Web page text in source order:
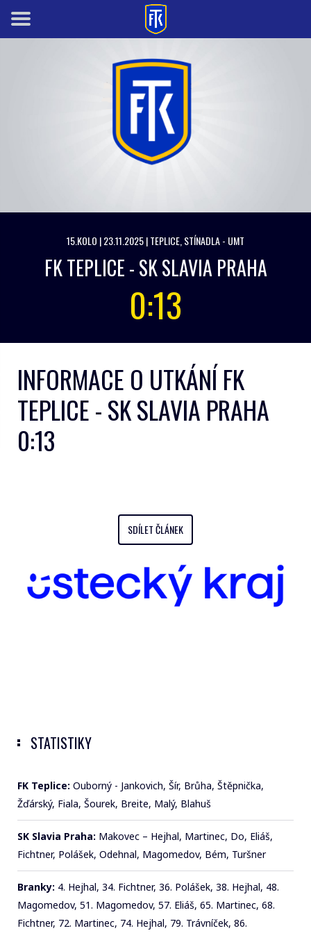
15.KOLO | 23.11.2025 | TEPLICE, STÍNADLA - UMT
FK TEPLICE - SK SLAVIA PRAHA
0:13
INFORMACE O UTKÁNÍ FK
TEPLICE - SK SLAVIA PRAHA
0:13
SDÍLET ČLÁNEK
STATISTIKY
FK Teplice: Ouborný - Jankovich, Šír, Brůha, Štěpnička,
Žďárský, Fiala, Šourek, Breite, Malý, Blahuš
SK Slavia Praha: Makovec – Hejhal, Martinec, Do, Eliáš,
Fichtner, Polášek, Odehnal, Magomedov, Bém, Turšner
Branky: 4. Hejhal, 34. Fichtner, 36. Polášek, 38. Hejhal, 48.
Magomedov, 51. Magomedov, 57. Eliáš, 65. Martinec, 68.
Fichtner, 72. Martinec, 74. Hejhal, 79. Trávníček, 86.